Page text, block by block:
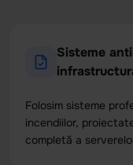
Sisteme
Folosim sisteme
incendiilor,
completă a